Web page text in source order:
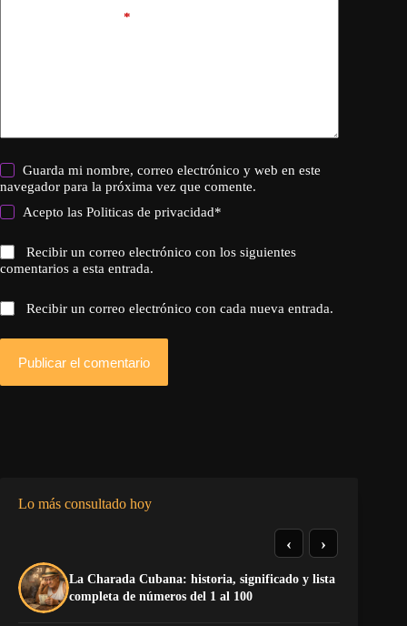
*
Guarda mi nombre, correo electrónico y web en este
navegador para la próxima vez que comente.
Acepto lasPoliticas de privacidad*
Recibir un correo electrónico con los siguientes
comentarios a esta entrada.
Recibir un correo electrónico con cada nueva entrada.
Publicar el comentario
Lo más consultado hoy
La Charada Cubana: historia, significado y lista
completa de números del 1 al 100
‹ ›